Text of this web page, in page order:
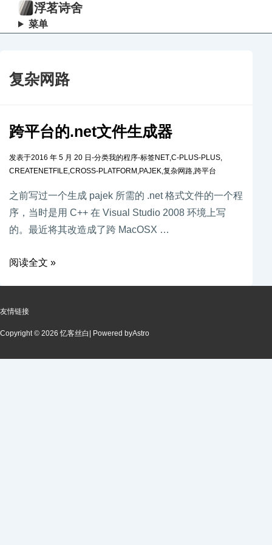
浮茗诗舍
菜单
复杂网路
跨平台的.net文件生成器
发表于2016 年 5 月 20 日 -分类我的程序-标签NET,C-PLUS-PLUS,
CREATENETFILE,CROSS-PLATFORM ,PAJEK,复杂网路,跨平台
之前写过一个生成 pajek 所需的 .net 格式文件的一个程
序，当时是用 C++ 在 Visual Studio 2008 环境上写
的。最近将其改造成了跨 MacOSX …
阅读全文 »
友情链接
Copyright © 2026 忆客丝白 | Powered byAstro